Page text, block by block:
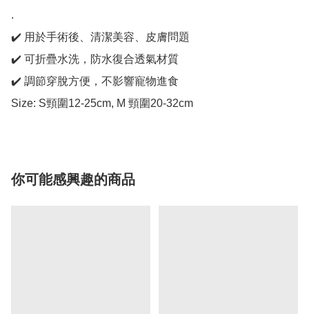
.
✔️ 用於手術後、清潔美容、皮膚問題
✔️ 可折疊水洗，防水復合透氣材質
✔️ 調節穿脫方便，不影響寵物進食
Size: S頸圍12-25cm, M 頸圍20-32cm
你可能感興趣的商品